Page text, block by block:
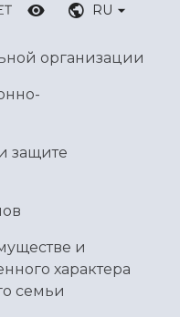
RU
организации
защите
и
характера
семьи